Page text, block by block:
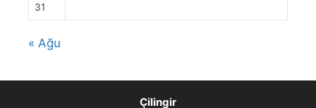
31
« Ağu
Çilingir